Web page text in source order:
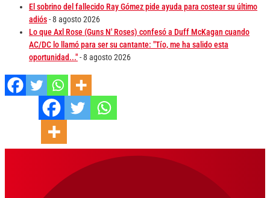
El sobrino del fallecido Ray Gómez pide ayuda para costear su último
adiós- 8 agosto 2026
Lo que Axl Rose (Guns N' Roses) confesó a Duff McKagan cuando
AC/DC lo llamó para ser su cantante: "Tío, me ha salido esta
oportunidad..."- 8 agosto 2026